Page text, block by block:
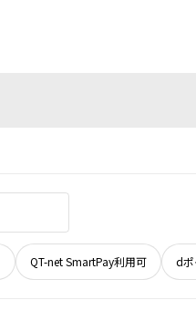
QT-net SmartPay利用可 dポ